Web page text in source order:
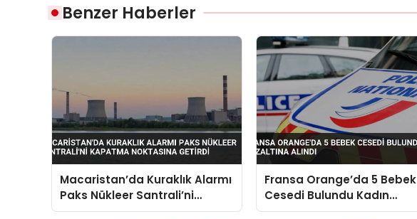
Benzer Haberler
Macaristan’da Kuraklık Alarmı
Paks Nükleer Santrali’ni
Kapatma Noktasına Getirdi
Fransa Orange’da 5 Bebek
Cesedi Bulundu Kadın
Gözaltına Alındı